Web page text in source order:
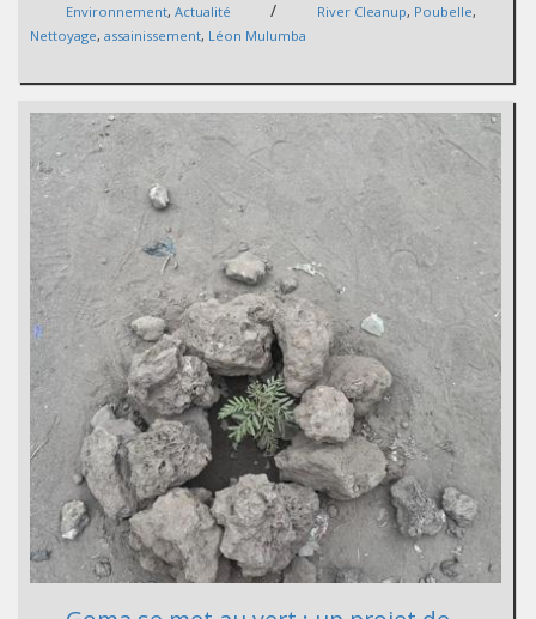
Environnement, Actualité / River Cleanup, Poubelle,
Nettoyage, assainissement, Léon Mulumba